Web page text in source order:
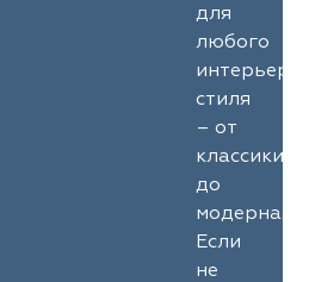
для
любого
стиля
– от
классики
до
модерна.
Если
не